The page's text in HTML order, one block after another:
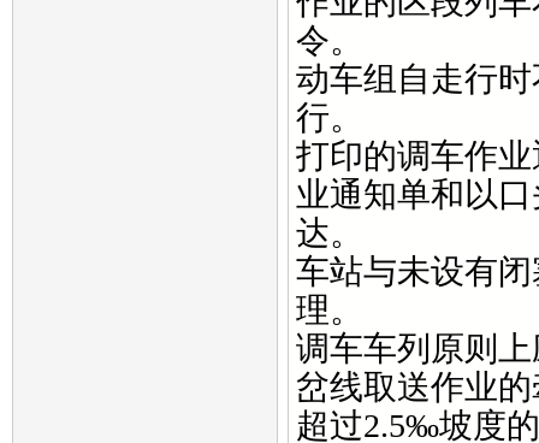
令。
动车组自走行
行。
打印的调车作
业通知单和以
达。
车站与未设有
理。
调车车列原则
岔线取送作业
超过2.5‰坡度